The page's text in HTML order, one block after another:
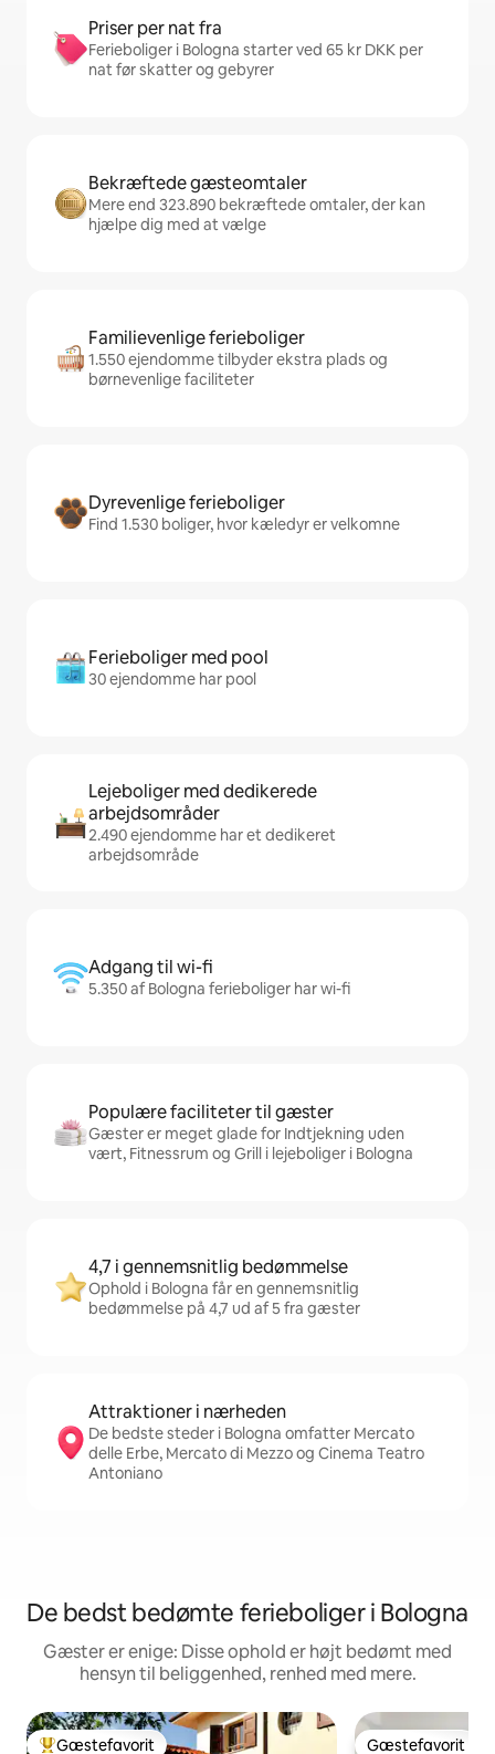
Priser per nat fra
Ferieboliger i Bologna starter ved 65 kr DKK per
nat før skatter og gebyrer
Bekræftede gæsteomtaler
Mere end 323.890 bekræftede omtaler, der kan
hjælpe dig med at vælge
Familievenlige ferieboliger
1.550 ejendomme tilbyder ekstra plads og
børnevenlige faciliteter
Dyrevenlige ferieboliger
Find 1.530 boliger, hvor kæledyr er velkomne
Ferieboliger med pool
30 ejendomme har pool
Lejeboliger med dedikerede
arbejdsområder
2.490 ejendomme har et dedikeret
arbejdsområde
Adgang til wi-fi
5.350 af Bologna ferieboliger har wi-fi
Populære faciliteter til gæster
Gæster er meget glade for Indtjekning uden
vært, Fitnessrum og Grill i lejeboliger i Bologna
4,7 i gennemsnitlig bedømmelse
Ophold i Bologna får en gennemsnitlig
bedømmelse på 4,7 ud af 5 fra gæster
Attraktioner i nærheden
De bedste steder i Bologna omfatter Mercato
delle Erbe, Mercato di Mezzo og Cinema Teatro
Antoniano
De bedst bedømte ferieboliger i Bologna
Gæster er enige: Disse ophold er højt bedømt med
hensyn til beliggenhed, renhed med mere.
Gæstefavorit Gæstefavorit